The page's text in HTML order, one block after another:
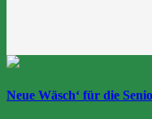
Neue Wäsch‘ für die